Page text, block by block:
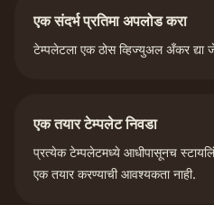
एक संदर्भ प्रतिमा अपलोड करा
टेम्पलेटला एक ठोस व्हिज्युअल अँकर द्या
एक तयार टेम्पलेट निवडा
प्रत्येक टेम्पलेटमध्ये आधीपासूनच
एक तयार करण्याची आवश्यकता नाही.